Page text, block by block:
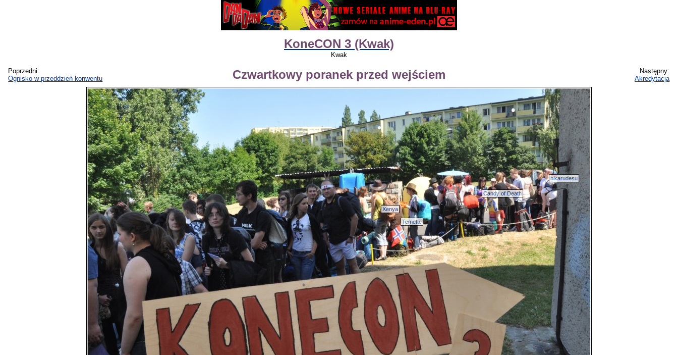
KoneCON 3 (Kwak)
Kwak
Poprzedni:
Ognisko w przeddzień konwentu
Czwartkowy poranek przed wejściem
Następny:
Akredytacja
Candy of Death
hikarudesu
Temette
Xenya